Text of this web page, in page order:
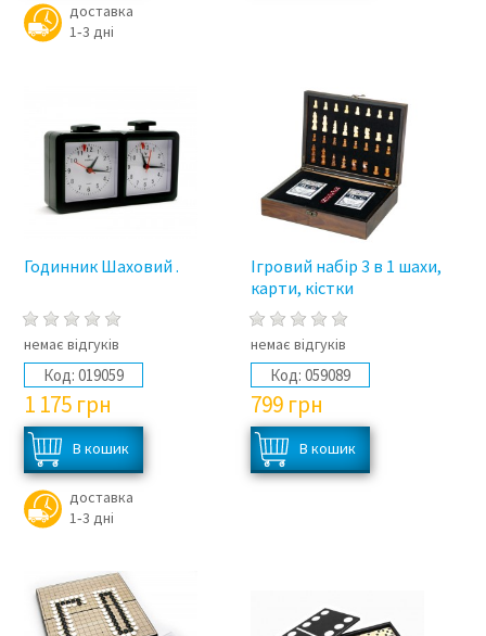
доставка
1‑3 дні
Годинник Шаховий .
немає відгуків
Код: 019059
1 175 грн
доставка
1‑3 дні
Ігровий набір 3 в 1 шахи,
карти, кістки
немає відгуків
Код: 059089
799 грн